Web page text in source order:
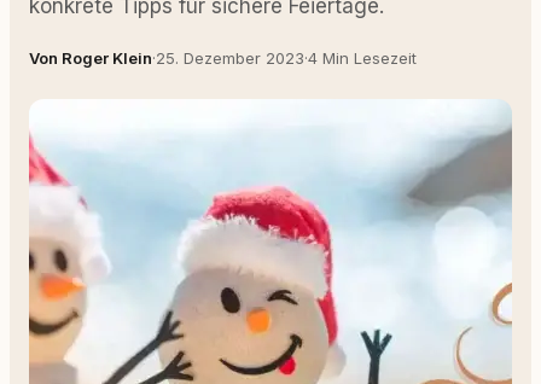
konkrete Tipps für sichere Feiertage.
Von Roger Klein·25. Dezember 2023·4 Min Lesezeit